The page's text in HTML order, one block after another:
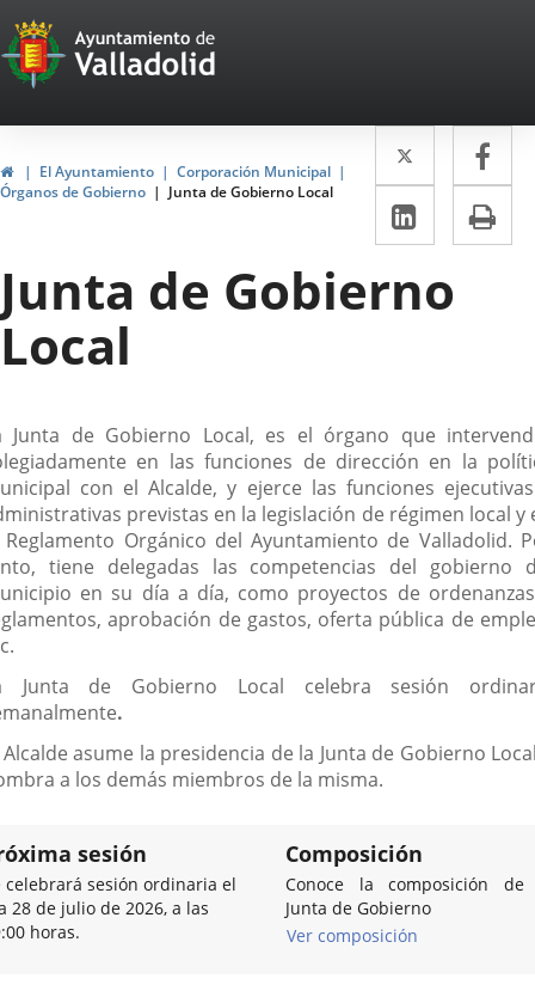
Portal
Web
del
Ayuntamiento
de
Valladolid
InicioEl Ayuntamiento
Corporación Municipal
Órganos de Gobierno
Junta de Gobierno Local
Twitter
Enlace
a
una
externa.
a
LinkedIn
Enlace
a
una
Junta de Gobierno
Local
Junta de Gobierno Local, es el órgano que
en las funciones de dirección en la
con el Alcalde, y ejerce las funciones
previstas en la legislación de régimen local y
Orgánico del Ayuntamiento de Valladolid.
tiene delegadas las competencias del gobierno
en su día a día, como proyectos de
aprobación de gastos, oferta pública de
Junta de Gobierno Local celebra sesión
.
Alcalde asume la presidencia de la Junta de Gobierno
a los demás miembros de la misma.
sesión
celebrará sesión ordinaria el
28 de julio de 2026, a las
horas.
Composición
Conoce la composición de
Junta de Gobierno
Ver composición